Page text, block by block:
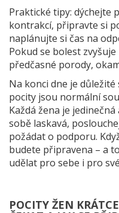
Praktické tipy: dýchejte
kontrakcí, připravte si
naplánujte si čas na
Pokud se bolest
předčasné porody,
Na konci dne je
pocity jsou normální
Každá žena je
sobě laskavá,
požádat o podporu.
budete připravena – a
udělat pro sebe i pro
POCITY ŽEN